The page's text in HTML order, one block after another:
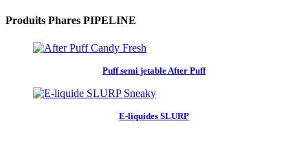
Produits Phares PIPELINE
Puff semi jetable After Puff
E-liquides SLURP